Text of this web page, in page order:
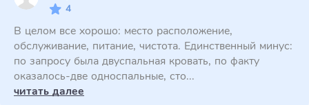
4
В целом все хорошо: место расположение,
обслуживание, питание, чистота. Единственный минус:
по запросу была двуспальная кровать, по факту
оказалось-две односпальные, сто...
читать далее